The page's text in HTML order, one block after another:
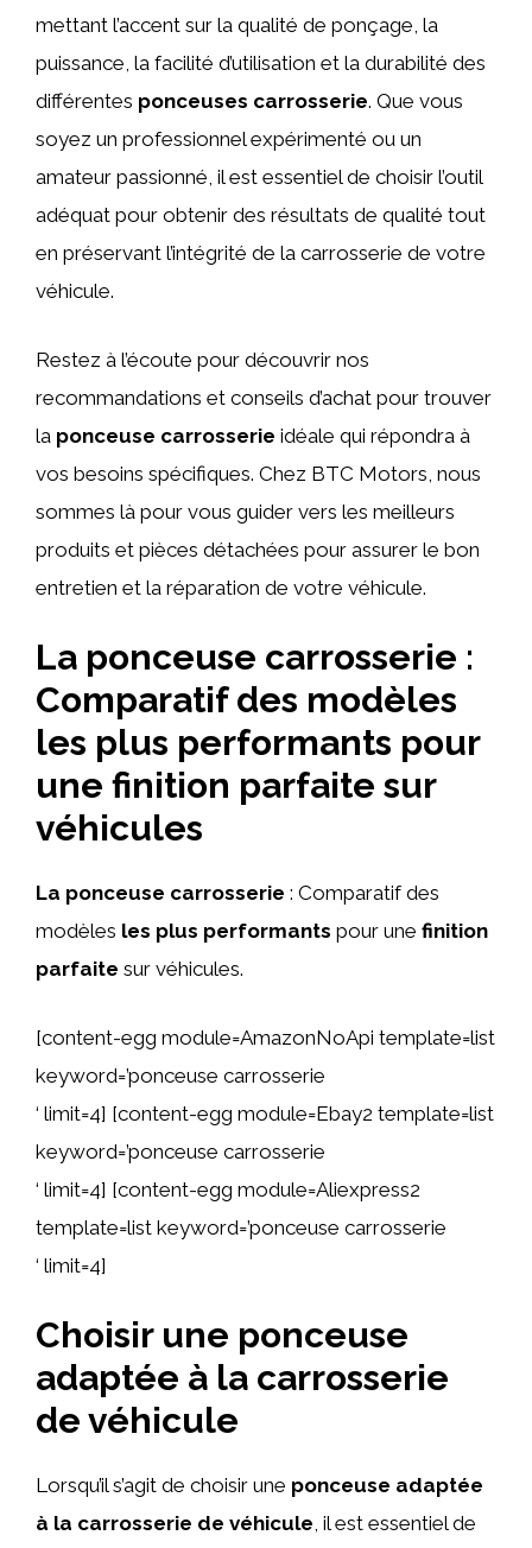
mettant l’accent sur la qualité de ponçage, la
puissance, la facilité d’utilisation et la durabilité des
différentes ponceuses carrosserie. Que vous
soyez un professionnel expérimenté ou un
amateur passionné, il est essentiel de choisir l’outil
adéquat pour obtenir des résultats de qualité tout
en préservant l’intégrité de la carrosserie de votre
véhicule.
Restez à l’écoute pour découvrir nos
recommandations et conseils d’achat pour trouver
la ponceuse carrosserie idéale qui répondra à
vos besoins spécifiques. Chez BTC Motors, nous
sommes là pour vous guider vers les meilleurs
produits et pièces détachées pour assurer le bon
entretien et la réparation de votre véhicule.
La ponceuse carrosserie :
Comparatif des modèles
les plus performants pour
une finition parfaite sur
véhicules
La ponceuse carrosserie : Comparatif des
modèles les plus performants pour une finition
parfaite sur véhicules.
[content-egg module=AmazonNoApi template=list
keyword=’ponceuse carrosserie
‘ limit=4] [content-egg module=Ebay2 template=list
keyword=’ponceuse carrosserie
‘ limit=4] [content-egg module=Aliexpress2
template=list keyword=’ponceuse carrosserie
‘ limit=4]
Choisir une ponceuse
adaptée à la carrosserie
de véhicule
Lorsqu’il s’agit de choisir une ponceuse adaptée
à la carrosserie de véhicule, il est essentiel de